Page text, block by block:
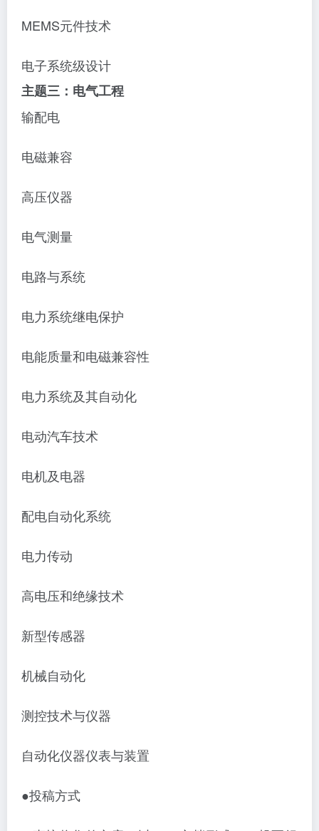
MEMS元件技术
电子系统级设计
主题三：电气工程
输配电
电磁兼容
高压仪器
电气测量
电路与系统
电力系统继电保护
电能质量和电磁兼容性
电力系统及其自动化
电动汽车技术
电机及电器
配电自动化系统
电力传动
高电压和绝缘技术
新型传感器
机械自动化
测控技术与仪器
自动化仪器仪表与装置
●投稿方式